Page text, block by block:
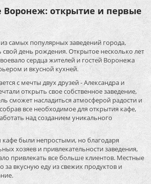
Воронеж: открытие и первые
самых популярных заведений города,
свой день рождения. Открытое несколько лет
сердца жителей и гостей Воронежа
и вкусной кухней.
с мечты двух друзей - Александра и
открыть свое собственное заведение,
сможет насладиться атмосферой радости и
все необходимое для открытия кафе,
над созданием уникального
были непростыми, но благодаря
хозяев и привлекательности заведения,
привлекать все больше клиентов. Местные
за вкусную еду из свежих продуктов и